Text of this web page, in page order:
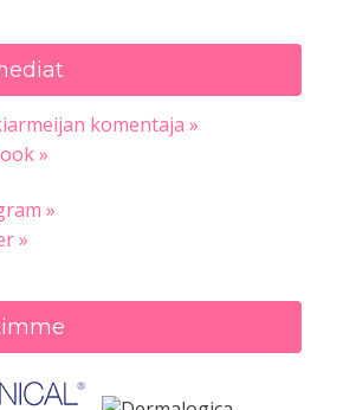
komentaja »
»
»
»